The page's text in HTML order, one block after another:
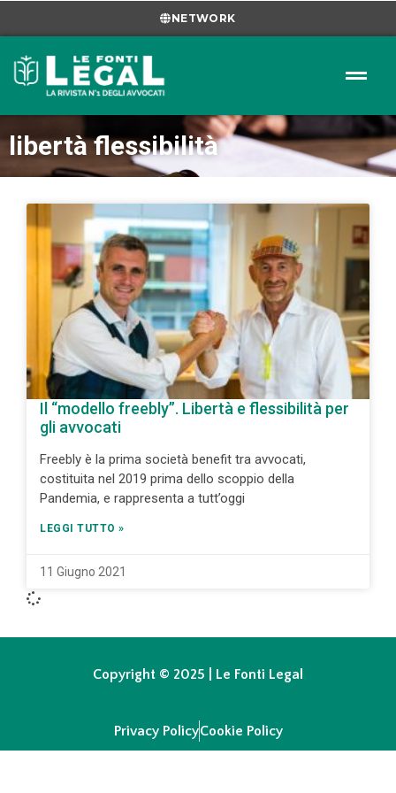
NETWORK
libertà flessibilità
Il “modello freebly”. Libertà e flessibilità per
gli avvocati
Freebly è la prima società benefit tra avvocati,
costituita nel 2019 prima dello scoppio della
Pandemia, e rappresenta a tutt’oggi
LEGGI TUTTO »
11 Giugno 2021
Copyright © 2025 | Le Fonti Legal
Privacy PolicyCookie Policy